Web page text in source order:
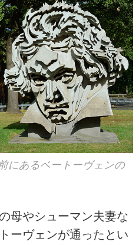
にあるベートーヴェンの
母やシューマン夫妻な
ーヴェンが通ったとい